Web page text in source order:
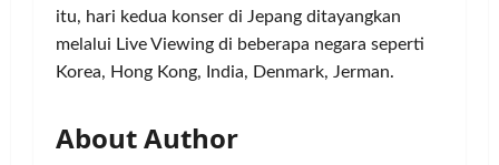
itu, hari kedua konser di Jepang ditayangkan
melalui Live Viewing di beberapa negara seperti
Korea, Hong Kong, India, Denmark, Jerman.
About Author